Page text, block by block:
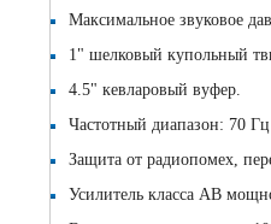
Максимальное звуковое
1" шелковый купольный
4.5" кевларовый вуфер.
Частотный диапазон: 70
Защита от радиопомех,
Усилитель класса AB